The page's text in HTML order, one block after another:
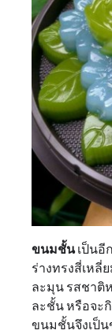
ขนมชั้นเป็นอี
ร่างทรงสี่เหลี่
ละมุน รสชาติ
ละชั้น หรือจะ
ขนมชั้นจึงเป็